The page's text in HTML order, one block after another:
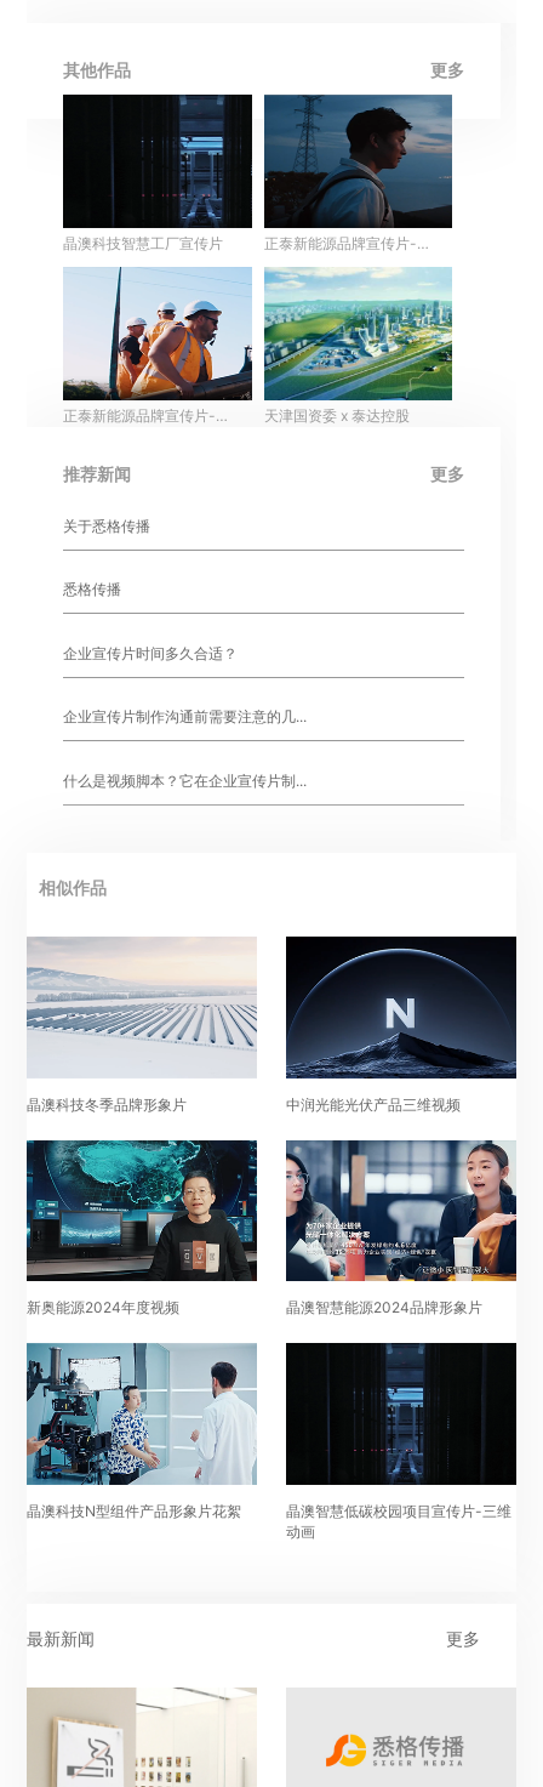
其他作品 更多
晶澳科技智慧工厂宣传片
正泰新能源品牌宣传片-中
英双语
正泰新能源品牌宣传片-英
天津国资委 x 泰达控股
推荐新闻 更多
关于悉格传播
悉格传播
企业宣传片时间多久合适？
企业宣传片制作沟通前需要注意的几...
什么是视频脚本？它在企业宣传片制...
相似作品
晶澳科技冬季品牌形象片 中润光能光伏产品三维视频
新奥能源2024年度视频 晶澳智慧能源2024品牌形象片
晶澳科技N型组件产品形象片花絮
晶澳智慧低碳校园项目宣传片-三维
动画
最新新闻 更多